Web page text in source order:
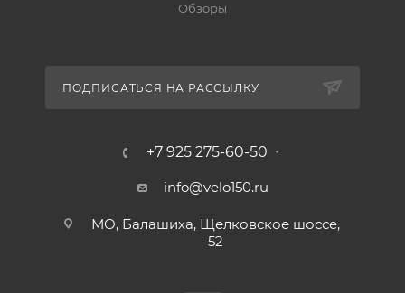
Обзоры
ПОДПИСАТЬСЯ НА РАССЫЛКУ
+7 925 275-60-50
info@velo150.ru
МО, Балашиха, Щелковское шоссе,
52